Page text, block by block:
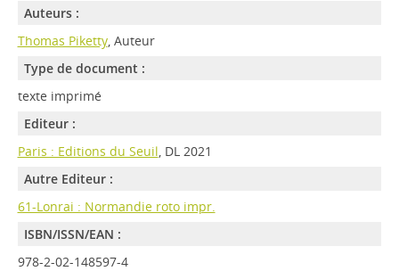
Auteurs :
Thomas Piketty, Auteur
Type de document :
texte imprimé
Editeur :
Paris : Editions du Seuil, DL 2021
Autre Editeur :
61-Lonrai : Normandie roto impr.
ISBN/ISSN/EAN :
978-2-02-148597-4